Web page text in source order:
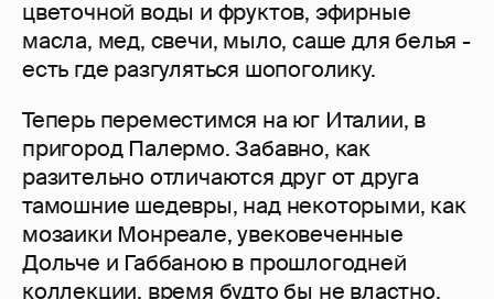
цветочной воды и фруктов, эфирные
масла, мед, свечи, мыло, саше для белья -
есть где разгуляться шопоголику.
Теперь переместимся на юг Италии, в
пригород Палермо. Забавно, как
разительно отличаются друг от друга
тамошние шедевры, над некоторыми, как
мозаики Монреале, увековеченные
Дольче и Габбаною в прошлогодней
коллекции, время будто бы не властно,